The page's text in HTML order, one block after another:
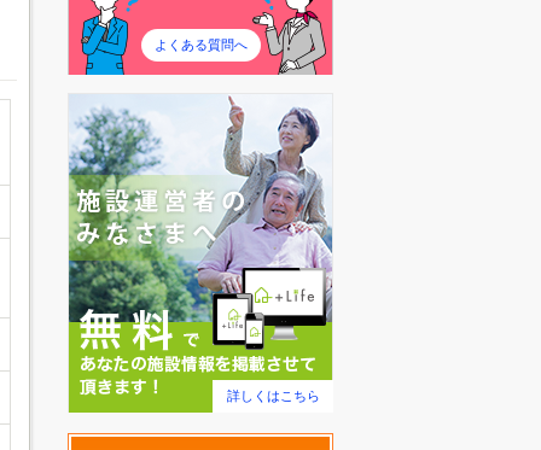
よくある質問へ
詳しくはこちら